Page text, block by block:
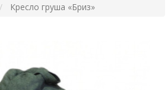
Кресло груша «Бриз»